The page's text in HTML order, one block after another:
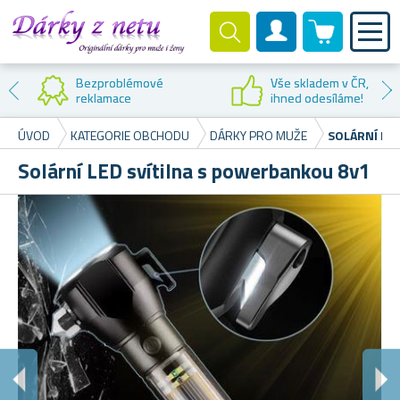
Zákaznický účet
0 produktů
Bezproblémové
reklamace
Vše skladem v ČR,
ihned odesíláme!
ÚVOD
KATEGORIE OBCHODU DÁRKY PRO MUŽE SOLÁRNÍ
Solární LED svítilna s powerbankou 8v1